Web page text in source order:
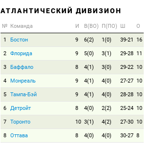
АТЛАНТИЧЕСКИЙ ДИВИЗИОН
№ Команда И В(ВО) П(ПО) Ш О
1 Бостон 9 6(2) 1(0) 39-21 16
2 Флорида 9 5(0) 3(1) 29-28 11
3 Баффало 8 4(1) 3(0) 29-22 10
4 Монреаль 9 4(1) 4(0) 27-27 10
5 Тампа-Бэй 9 4(1) 4(0) 28-28 10
6 Детройт 8 4(0) 2(2) 25-24 10
7 Торонто 10 3(1) 4(2) 27-30 10
8 Оттава 8 4(0) 4(0) 30-27 8